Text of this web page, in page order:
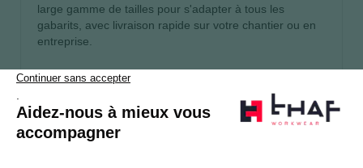
large gamme de tailles pour s'adapter à tous les
gabarits, avec livraison rapide sur votre chantier ou en
entreprise.